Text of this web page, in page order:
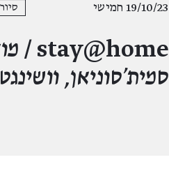
19/10/23 חמישי
stay@home /
סמית׳סוניאן,